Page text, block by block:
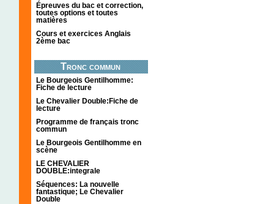
Épreuves du bac et correction,
toutes options et toutes
matières
Cours et exercices Anglais
2ème bac
Tronc commun
Le Bourgeois Gentilhomme:
Fiche de lecture
Le Chevalier Double:Fiche de
lecture
Programme de français tronc
commun
Le Bourgeois Gentilhomme en
scène
LE CHEVALIER
DOUBLE:integrale
Séquences: La nouvelle
fantastique; Le Chevalier
Double